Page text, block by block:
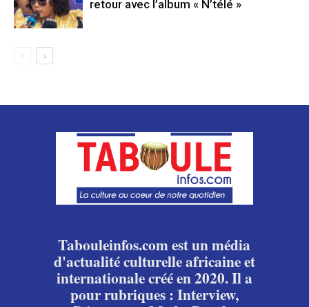
retour avec l’album « N’télé »
Tabouleinfos.com est un média
d'actualité culturelle africaine et
internationale créé en 2020. Il a
pour rubriques : Interview,